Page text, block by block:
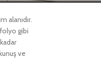
alanıdır.
folyo gibi
ve